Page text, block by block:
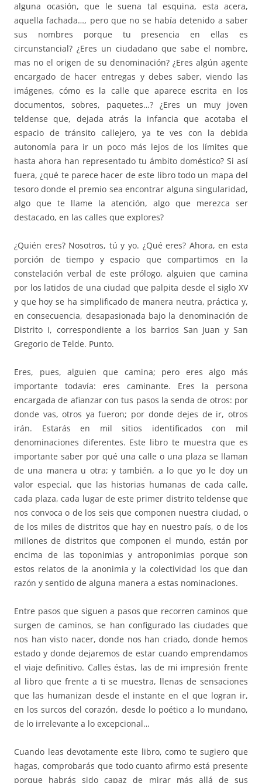
alguna ocasión, que le suena tal esquina, esta acera,
aquella fachada…, pero que no se había detenido a saber
sus nombres porque tu presencia en ellas es
circunstancial? ¿Eres un ciudadano que sabe el nombre,
mas no el origen de su denominación? ¿Eres algún agente
encargado de hacer entregas y debes saber, viendo las
imágenes, cómo es la calle que aparece escrita en los
documentos, sobres, paquetes…? ¿Eres un muy joven
teldense que, dejada atrás la infancia que acotaba el
espacio de tránsito callejero, ya te ves con la debida
autonomía para ir un poco más lejos de los límites que
hasta ahora han representado tu ámbito doméstico? Si así
fuera, ¿qué te parece hacer de este libro todo un mapa del
tesoro donde el premio sea encontrar alguna singularidad,
algo que te llame la atención, algo que merezca ser
destacado, en las calles que explores?
¿Quién eres? Nosotros, tú y yo. ¿Qué eres? Ahora, en esta
porción de tiempo y espacio que compartimos en la
constelación verbal de este prólogo, alguien que camina
por los latidos de una ciudad que palpita desde el siglo XV
y que hoy se ha simplificado de manera neutra, práctica y,
en consecuencia, desapasionada bajo la denominación de
Distrito I, correspondiente a los barrios San Juan y San
Gregorio de Telde. Punto.
Eres, pues, alguien que camina; pero eres algo más
importante todavía: eres caminante. Eres la persona
encargada de afianzar con tus pasos la senda de otros: por
donde vas, otros ya fueron; por donde dejes de ir, otros
irán. Estarás en mil sitios identificados con mil
denominaciones diferentes. Este libro te muestra que es
importante saber por qué una calle o una plaza se llaman
de una manera u otra; y también, a lo que yo le doy un
valor especial, que las historias humanas de cada calle,
cada plaza, cada lugar de este primer distrito teldense que
nos convoca o de los seis que componen nuestra ciudad, o
de los miles de distritos que hay en nuestro país, o de los
millones de distritos que componen el mundo, están por
encima de las toponimias y antroponimias porque son
estos relatos de la anonimia y la colectividad los que dan
razón y sentido de alguna manera a estas nominaciones.
Entre pasos que siguen a pasos que recorren caminos que
surgen de caminos, se han configurado las ciudades que
nos han visto nacer, donde nos han criado, donde hemos
estado y donde dejaremos de estar cuando emprendamos
el viaje definitivo. Calles éstas, las de mi impresión frente
al libro que frente a ti se muestra, llenas de sensaciones
que las humanizan desde el instante en el que logran ir,
en los surcos del corazón, desde lo poético a lo mundano,
de lo irrelevante a lo excepcional…
Cuando leas devotamente este libro, como te sugiero que
hagas, comprobarás que todo cuanto afirmo está presente
porque habrás sido capaz de mirar más allá de sus